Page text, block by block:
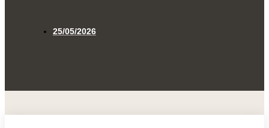
25/05/2026